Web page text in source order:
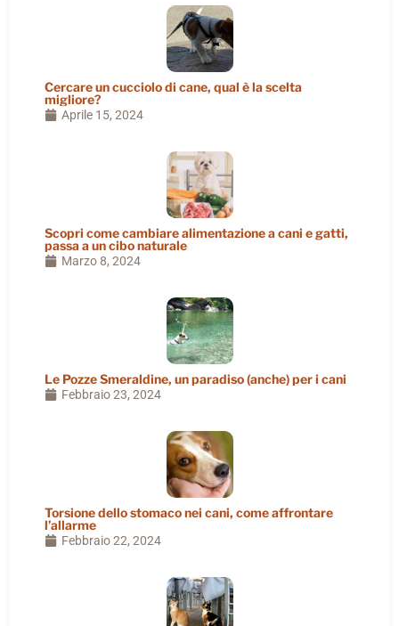
Cercare un cucciolo di cane, qual è la scelta
migliore?
Aprile 15, 2024
Scopri come cambiare alimentazione a cani e gatti,
passa a un cibo naturale
Marzo 8, 2024
Le Pozze Smeraldine, un paradiso (anche) per i cani
Febbraio 23, 2024
Torsione dello stomaco nei cani, come affrontare
l’allarme
Febbraio 22, 2024